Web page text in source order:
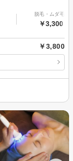
脱毛・ムダ毛処
￥3,300～
￥3,800